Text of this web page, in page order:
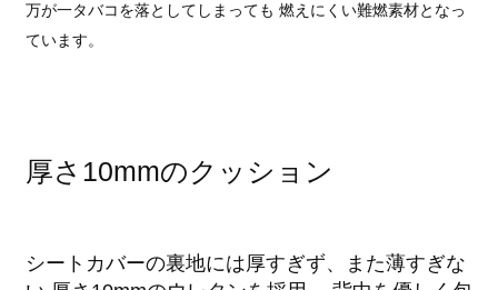
万が一タバコを落としてしまっても 燃えにくい難燃素材となっ
ています。
厚さ10mmのクッション
シートカバーの裏地には厚すぎず、また薄すぎな